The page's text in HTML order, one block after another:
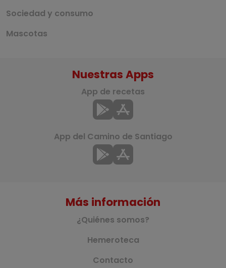
Sociedad y consumo
Mascotas
Más información
¿Quiénes somos?
Hemeroteca
Contacto
Nuestras Apps
App de recetas
App del Camino de Santiago